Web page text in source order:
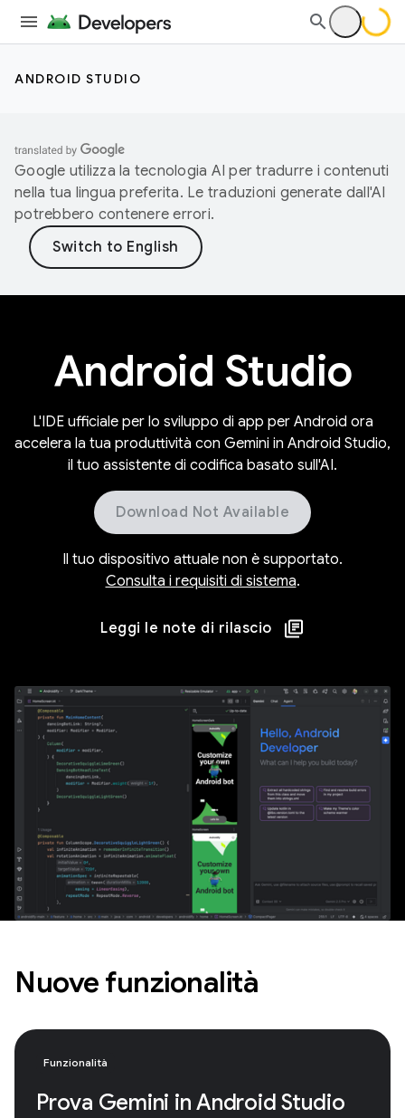
ANDROID STUDIO
Google utilizza la tecnologia AI per tradurre i contenuti
nella tua lingua preferita. Le traduzioni generate dall'AI
potrebbero contenere errori.
Android Studio
L'IDE ufficiale per lo sviluppo di app per Android ora
accelera la tua produttività con Gemini in Android Studio,
il tuo assistente di codifica basato sull'AI.
Download Not Available
Il tuo dispositivo attuale non è supportato.
Consulta i requisiti di sistema.
Leggi le note di rilascio
Nuove funzionalità
Funzionalità
Prova Gemini in Android Studio